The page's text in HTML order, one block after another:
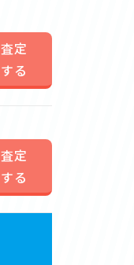
査定
する
査定
する